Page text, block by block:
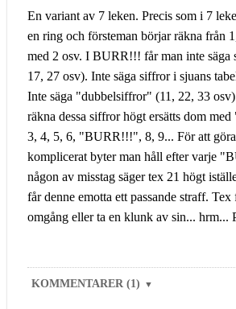
En variant av 7 leken. Precis som i 7
en ring och försteman börjar räkna från
med 2 osv. I BURR!!! får man inte säga
17, 27 osv). Inte säga siffror i sjuans
Inte säga "dubbelsiffror" (11, 22, 33
räkna dessa siffror högt ersätts dom
3, 4, 5, 6, "BURR!!!", 8, 9... För att göra
komplicerat byter man håll efter varje
någon av misstag säger tex 21 högt
får denne emotta ett passande straff.
omgång eller ta en klunk av sin... hrm...
KOMMENTARER (1) ▼